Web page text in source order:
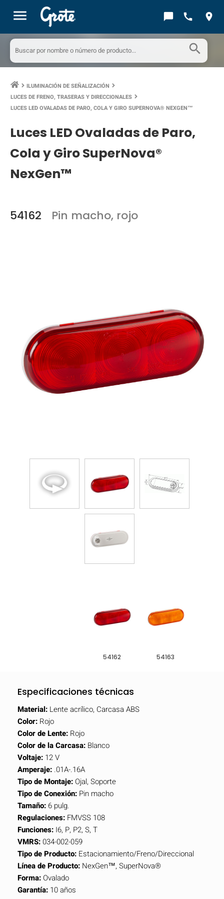
menu chat_bubble call location_on
search
keyboard_arrow_right ILUMINACIÓN DE SEÑALIZACIÓN keyboard_arrow_right
LUCES DE FRENO, TRASERAS Y DIRECCIONALES keyboard_arrow_right
LUCES LED OVALADAS DE PARO, COLA Y GIRO SUPERNOVA® NEXGEN™
Luces LED Ovaladas de Paro,
Cola y Giro SuperNova®
NexGen™
54162 Pin macho, rojo
54162 54163
Especificaciones técnicas
Material: Lente acrílico, Carcasa ABS
Color: Rojo
Color de Lente: Rojo
Color de la Carcasa: Blanco
Voltaje: 12 V
Amperaje: .01A-.16A
Tipo de Montaje: Ojal, Soporte
Tipo de Conexión: Pin macho
Tamaño: 6 pulg.
Regulaciones: FMVSS 108
Funciones: I6, P, P2, S, T
VMRS:034-002-059
Tipo de Producto: Estacionamiento/Freno/Direccional
Línea de Producto: NexGen™, SuperNova®
Forma: Ovalado
Garantía: 10 años